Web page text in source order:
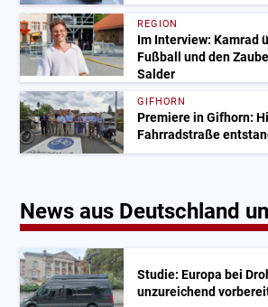
REGION
Im Interview: Kamrad
Fußball und den
Salder
GIFHORN
Premiere in Gifhorn:
Fahrradstraße
News aus Deutschland
Studie: Europa bei
unzureichend